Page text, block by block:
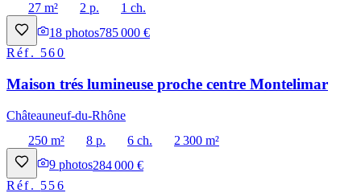
27 m²
2 p.
1 ch.
18 photos785 000 €
Réf. 560
Maison trés lumineuse proche centre Montelimar
Châteauneuf-du-Rhône
250 m²
8 p. 6 ch.
2 300 m²
9 photos284 000 €
Réf. 556